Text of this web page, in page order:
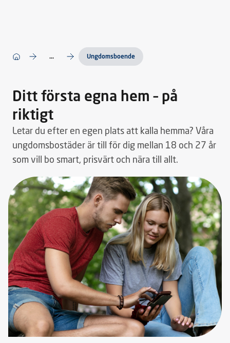
... Ungdomsboende
Ditt första egna hem – på
riktigt
Letar du efter en egen plats att kalla hemma? Våra
ungdomsbostäder är till för dig mellan 18 och 27 år
som vill bo smart, prisvärt och nära till allt.